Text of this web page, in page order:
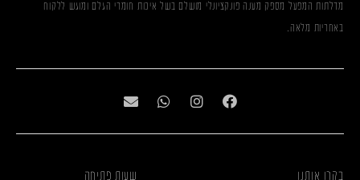
מדלתות המפעל מספק מענה פונקציונלי מושלם בשל איכות חומרי הגלם ומוגש ללקוח
באחריות מלאה.
בקרו אותנו שעות פתיחה